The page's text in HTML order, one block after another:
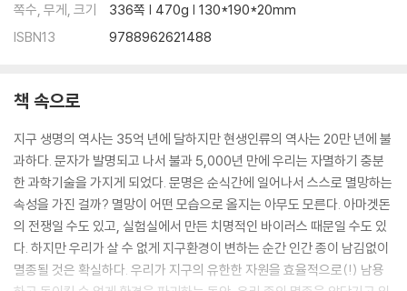
쪽수, 무게, 크기
336쪽 | 470g | 130*190*20mm
ISBN13
9788962621488
책 속으로
지구 생명의 역사는 35억 년에 달하지만 현생인류의 역사는 20만 년에 불
과하다. 문자가 발명되고 나서 불과 5,000년 만에 우리는 자멸하기 충분
한 과학기술을 가지게 되었다. 문명은 순식간에 일어나서 스스로 멸망하는
속성을 가진 걸까? 멸망이 어떤 모습으로 올지는 아무도 모른다. 아마겟돈
의 전쟁일 수도 있고, 실험실에서 만든 치명적인 바이러스 때문일 수도 있
다. 하지만 우리가 살 수 없게 지구환경이 변하는 순간 인간 종이 남김없이
멸종될 것은 확실하다. 우리가 지구의 유한한 자원을 효율적으로(!) 남용